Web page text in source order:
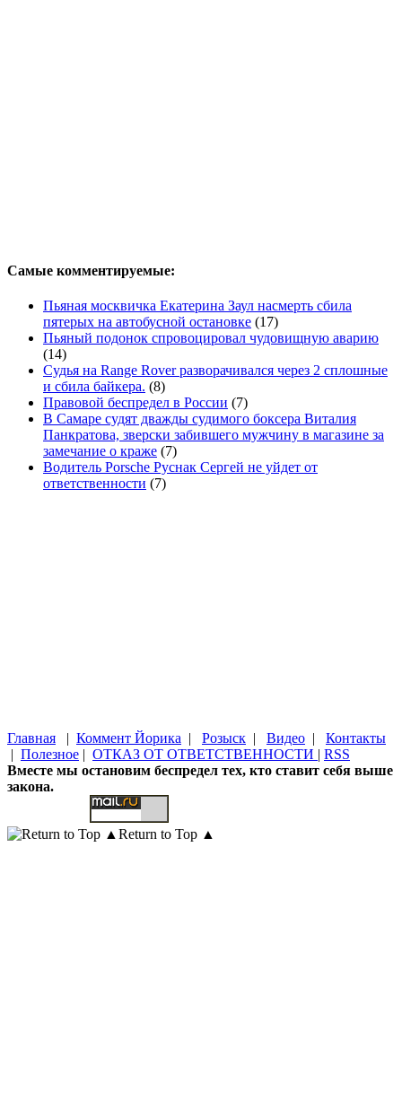
Самые комментируемые:
Пьяная москвичка Екатерина Заул насмерть сбила
пятерых на автобусной остановке (17)
Пьяный подонок спровоцировал чудовищную аварию
(14)
Судья на Range Rover разворачивался через 2 сплошные
и сбила байкера. (8)
Правовой беспредел в России (7)
В Самаре судят дважды судимого боксера Виталия
Панкратова, зверски забившего мужчину в магазине за
замечание о краже (7)
Водитель Porsche Руснак Сергей не уйдет от
ответственности (7)
Главная | Коммент Йорика | Розыск | Видео | Контакты
| Полезное | ОТКАЗ ОТ ОТВЕТСТВЕННОСТИ | RSS
Вместе мы остановим беспредел тех, кто ставит себя выше
закона.
Return to Top ▲